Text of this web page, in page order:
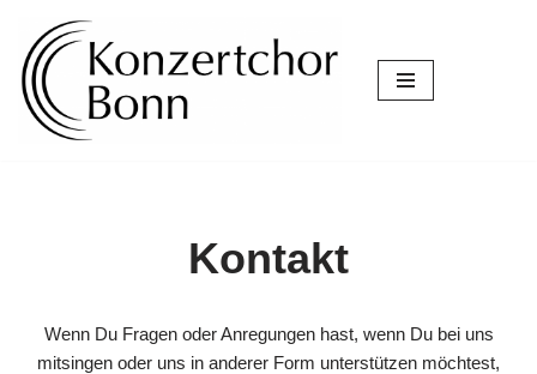
Zum
Inhalt
springen
Kontakt
Wenn Du Fragen oder Anregungen hast, wenn Du bei uns
mitsingen oder uns in anderer Form unterstützen möchtest,